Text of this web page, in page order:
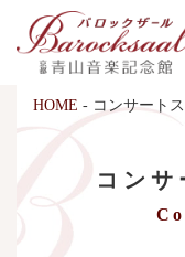
HOME - コンサート
コン